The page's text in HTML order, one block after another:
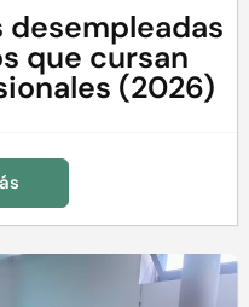
desempleadas
que cursan
(2026)